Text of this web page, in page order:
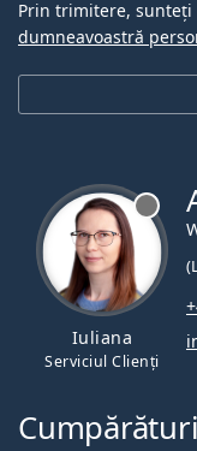
Prin trimitere, sunteți
dumneavoastră
Iuliana
Serviciul Clienți